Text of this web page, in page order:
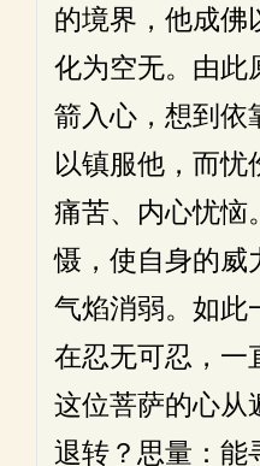
的境界，他成佛
化为空无。由此
箭入心，想到依
以镇服他，而忧
痛苦、内心忧恼
慑，使自身的威
气焰消弱。如此
在忍无可忍，一
这位菩萨的心从
退转？思量：能